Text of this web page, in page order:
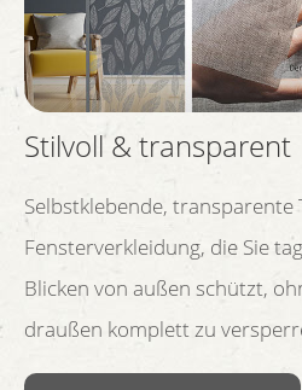
Stilvoll & transparent
Selbstklebende, transparente
Fensterverkleidung, die Sie
Blicken von außen schützt,
draußen komplett zu